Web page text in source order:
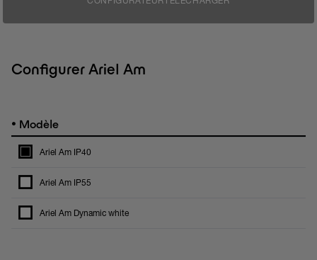
Configurer Ariel Am
• Modèle
Ariel Am IP40
Ariel Am IP55
Ariel Am Dynamic white